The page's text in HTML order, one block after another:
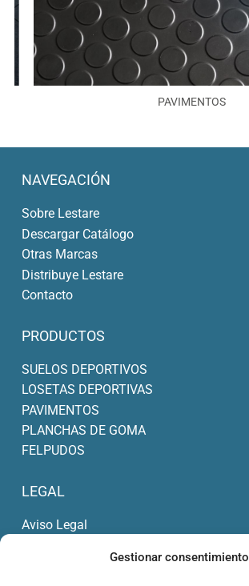
Gestionar consentimiento
PAVIMENTOS
NAVEGACIÓN
Sobre Lestare
Descargar Catálogo
Otras Marcas
Distribuye Lestare
Contacto
PRODUCTOS
SUELOS DEPORTIVOS
LOSETAS DEPORTIVAS
PAVIMENTOS
PLANCHAS DE GOMA
FELPUDOS
LEGAL
Aviso Legal
Condiciones de Compra